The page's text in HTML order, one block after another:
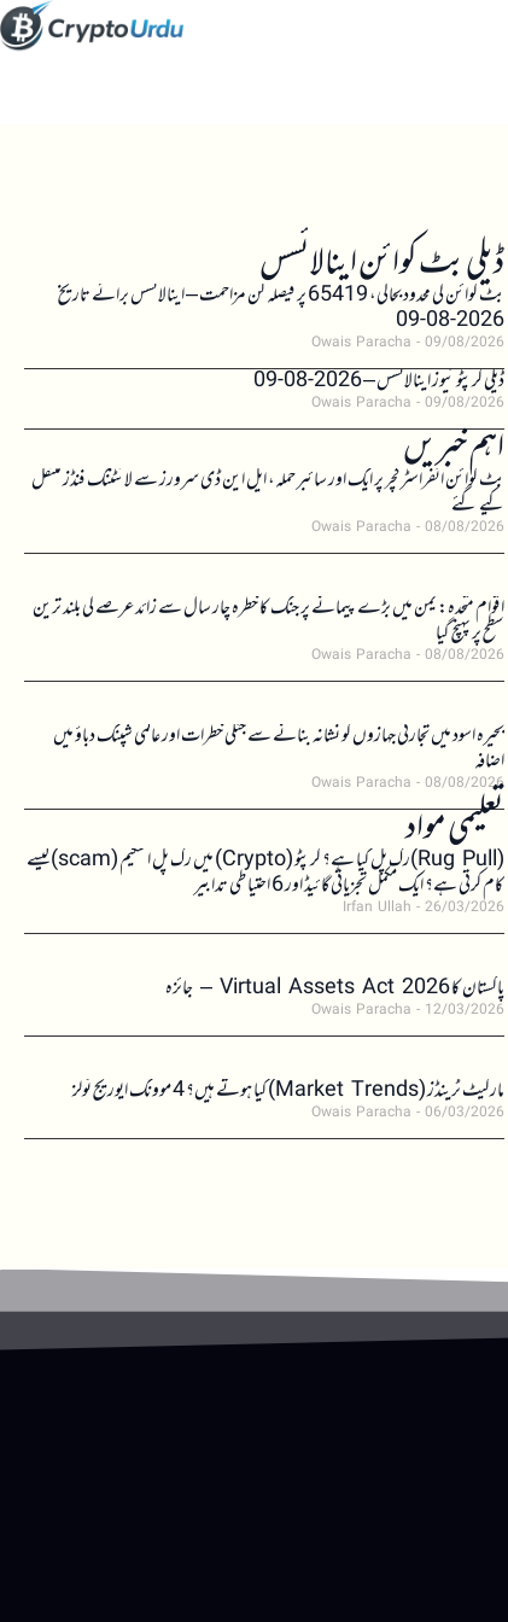
ڈیلی بٹ کوائن اینالائسسبٹ کوائن کی محدود بحالی، 65419 پر فیصلہ کن مزاحمت – اینالائسس برائے تاریخ
2026-08-09
Owais Paracha 09/08/2026
ڈیلی کرپٹو نیوز اینالائسس – 2026-08-09
Owais Paracha 09/08/2026
اہم خبریں
بٹ کوائن انفراسٹرکچر پر ایک اور سائبر حملہ، ایل این ڈی سرورز سے لائٹننگ فنڈز منتقل
کیے گئے
Owais Paracha 08/08/2026
اقوام متحدہ: یمن میں بڑے پیمانے پر جنگ کا خطرہ چار سال سے زائد عرصے کی بلند ترین
سطح پر پہنچ گیا
Owais Paracha 08/08/2026
بحیرہ اسود میں تجارتی جہازوں کو نشانہ بنانے سے جنگی خطرات اور عالمی شپنگ دباؤ میں
اضافہ
Owais Paracha 08/08/2026
تعلیمی مواد (Rug Pull)رگ پل کیا ہے؟ کرپٹو (Crypto) میں رگ پل اسکیم (scam)کیسے
کام کرتی ہے؟ ایک مکمل تجزیاتی گائیڈ اور 6 احتیاطی تدابیر
Irfan Ullah 26/03/2026
پاکستان کا Virtual Assets Act 2026 – جائزہ
Owais Paracha 12/03/2026
مارکیٹ ٹرینڈز (Market Trends) کیا ہوتے ہیں؟ 4 موونگ ایوریج ٹولز
Owais Paracha 06/03/2026